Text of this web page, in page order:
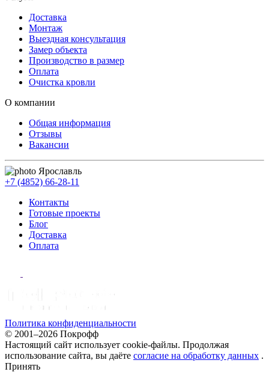
Доставка
Монтаж
Выездная консультация
Замер объекта
Производство в размер
Оплата
Очистка кровли
О компании
Общая информация
Отзывы
Вакансии
Ярославль
+7 (4852) 66-28-11
Контакты
Готовые проекты
Блог
Доставка
Оплата
Политика конфиденциальности
© 2001–2026 Покрофф
Настоящий сайт использует cookie-файлы. Продолжая
использование сайта, вы даёте согласие на обработку данных .
Принять